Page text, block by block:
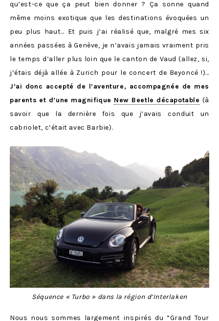
qu’est-ce que ça peut bien donner ? Ça sonne quand
même moins exotique que les destinations évoquées un
peu plus haut… Et puis j’ai réalisé que, malgré mes six
années passées à Genève, je n’avais jamais vraiment pris
le temps d’aller plus loin que le canton de Vaud (allez, si,
j’étais déjà allée à Zurich pour le concert de Beyoncé !)…
J’ai donc accepté de l’aventure, accompagnée de mes
parents et d’une magnifique New Beetle décapotable (à
savoir que la dernière fois que j’avais conduit un
cabriolet, c’était avec Barbie).
Séquence « Turbo » dans la région d’Interlaken
Nous nous sommes largement inspirés du “Grand Tour